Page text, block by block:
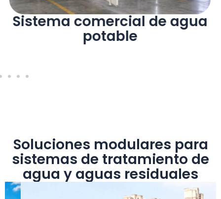
Sistema comercial de agua
potable
Soluciones modulares para
sistemas de tratamiento de
agua y aguas residuales